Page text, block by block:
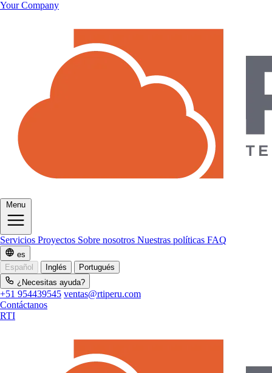
Your Company
Menu
Servicios Proyectos Sobre nosotros Nuestras políticas FAQ
es
Español
Inglés
Portugués
¿Necesitas ayuda?
+51 954439545 ventas@rtiperu.com
Contáctanos
RTI